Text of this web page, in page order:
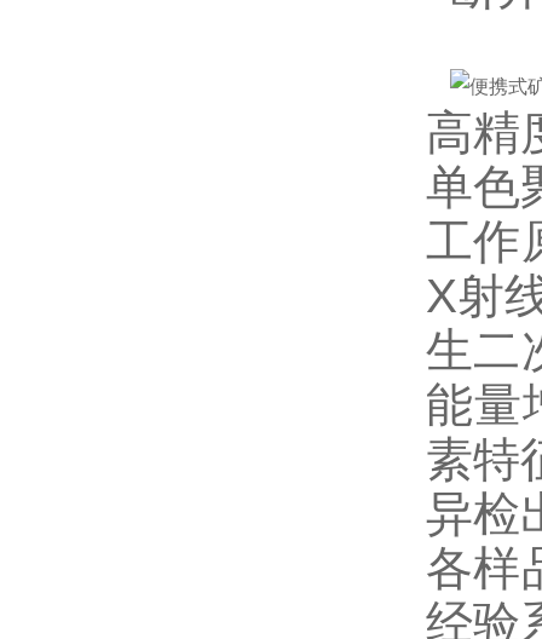
高精
单色
工作
X射
生二
能量
素特
异检
各样
经验